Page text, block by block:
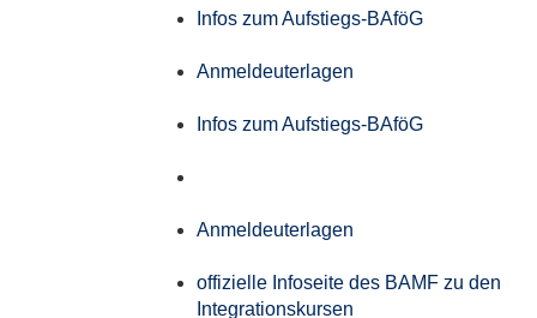
Infos zum Aufstiegs-BAföG
Anmeldeuterlagen
Infos zum Aufstiegs-BAföG
Anmeldeuterlagen
offizielle Infoseite des BAMF zu den
Integrationskursen